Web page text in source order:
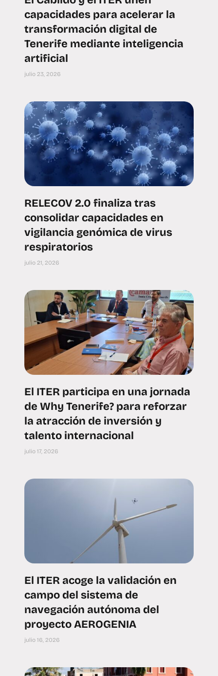
capacidades para acelerar la
transformación digital de
Tenerife mediante inteligencia
artificial
julio 23, 2026
RELECOV 2.0 finaliza tras
consolidar capacidades en
vigilancia genómica de virus
respiratorios
julio 21, 2026
El ITER participa en una jornada
de Why Tenerife? para reforzar
la atracción de inversión y
talento internacional
julio 17, 2026
El ITER acoge la validación en
campo del sistema de
navegación autónoma del
proyecto AEROGENIA
julio 16, 2026